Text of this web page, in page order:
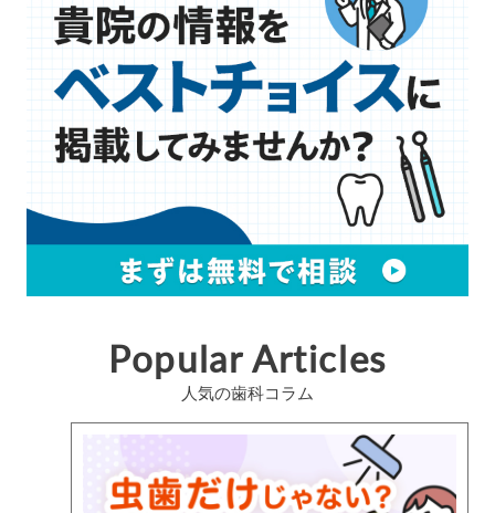
Popular Articles
人気の歯科コラム